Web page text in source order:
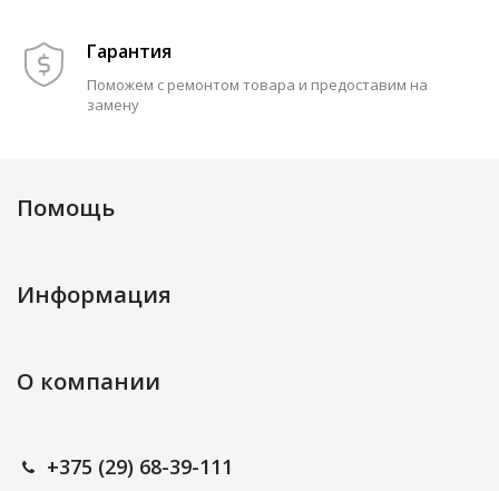
Гарантия
Поможем с ремонтом товара и предоставим на
замену
Помощь
Информация
О компании
+375 (29) 68-39-111